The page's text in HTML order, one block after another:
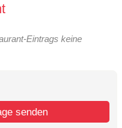
Eintrags keine
senden